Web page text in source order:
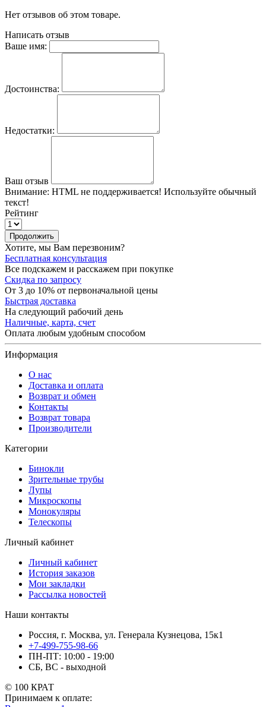
Нет отзывов об этом товаре.
Написать отзыв
Ваше имя:
Достоинства:
Недостатки:
Ваш отзыв
Внимание: HTML не поддерживается! Используйте обычный
текст!
Рейтинг
Продолжить
Хотите, мы Вам перезвоним?
Бесплатная консультация
Все подскажем и расскажем при покупке
Скидка по запросу
От 3 до 10% от первоначальной цены
Быстрая доставка
На следующий рабочий день
Наличные, карта, счет
Оплата любым удобным способом
Информация
О нас
Доставка и оплата
Возврат и обмен
Контакты
Возврат товара
Производители
Категории
Бинокли
Зрительные трубы
Лупы
Микроскопы
Монокуляры
Телескопы
Личный кабинет
Личный кабинет
История заказов
Мои закладки
Рассылка новостей
Наши контакты
Россия, г. Москва, ул. Генерала Кузнецова, 15к1
+7-499-755-98-66
ПН-ПТ: 10:00 - 19:00
СБ, ВС - выходной
© 100 КРАТ
Принимаем к оплате: